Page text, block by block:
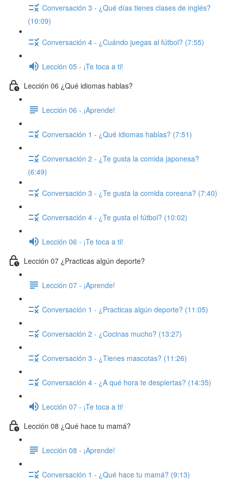
Conversación 3 - ¿Qué días tienes clases de inglés?
(10:09)
Conversación 4 - ¿Cuándo juegas al fútbol? (7:55)
Lección 05 - ¡Te toca a ti!
Lección 06 ¿Qué idiomas hablas?
Lección 06 - ¡Aprende!
Conversación 1 - ¿Qué idiomas hablas? (7:51)
Conversación 2 - ¿Te gusta la comida japonesa?
(6:49)
Conversación 3 - ¿Te gusta la comida coreana? (7:40)
Conversación 4 - ¿Te gusta el fútbol? (10:02)
Lección 06 - ¡Te toca a ti!
Lección 07 ¿Practicas algún deporte?
Lección 07 - ¡Aprende!
Conversación 1 - ¿Practicas algún deporte? (11:05)
Conversación 2 - ¿Cocinas mucho? (13:27)
Conversación 3 - ¿Tienes mascotas? (11:26)
Conversación 4 - ¿A qué hora te despiertas? (14:35)
Lección 07 - ¡Te toca a ti!
Lección 08 ¿Qué hace tu mamá?
Lección 08 - ¡Aprende!
Conversación 1 - ¿Qué hace tu mamá? (9:13)